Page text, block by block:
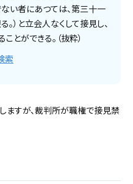
い者にあつては、第三十一
）と立会人なくして接見し、
とができる。（抜粋）
索
すが、裁判所が職権で接見禁